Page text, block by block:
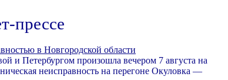
прессе
в Новгородской области
и Петербургом произошла вечером 7 августа на
неисправность на перегоне Окуловка —